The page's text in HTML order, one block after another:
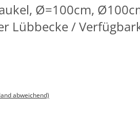
Ø=100cm,
Lübbecke /
abweichend)